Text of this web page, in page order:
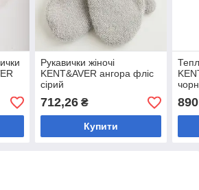
Рукавички жіночі
KENT&AVER ангора фліс
сірий
712,26₴
Купити